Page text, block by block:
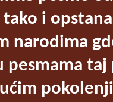
i
narodima
pesmama